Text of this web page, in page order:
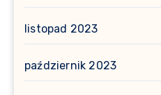
listopad 2023
październik 2023